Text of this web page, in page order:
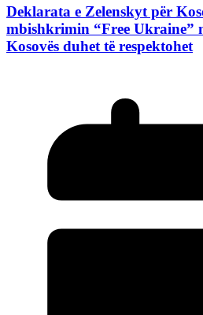
Deklarata e Zelenskyt për
mbishkrimin “Free Ukraine”
Kosovës duhet të respektohet